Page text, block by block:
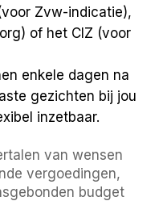
Zvw-indicatie),
of het CIZ (voor
enkele dagen na
gezichten bij jou
inzetbaar.
van wensen
vergoedingen,
budget